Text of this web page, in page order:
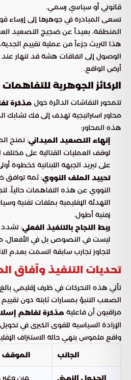
قانوني أو سياسي رسمي.
تسعى المبادرة في جوهرها إلى إرساء
المنطقة، بعيداً عن ضجيج التصعيد
هذا التريث جزءاً من عملية تقييم
الوصول إلى اتفاقات هشة قد تنهار عند
أرض الواقع.
الركائز الجوهرية
تتمحور النقاشات الدائرة حول مذكرة
محاور استراتيجية تهدف إلى فك تشابك
هذه المحاور:
إنهاء التصعيد الميداني: تمنح
لوقف العمليات القتالية على مختلف
على تبريد الجبهة اللبنانية كخطوة
تحييد الملف النووي: ثمة توافق
النووي عن هذه التفاهمات
التهدئة الإقليمية بملفات تقنية
زمنية أطول.
ربط النجاح بالتنفيذ الفعلي: تشدد
ليست في النصوص بل في الأفعال،
لتجاوز تجارب سابقة اتسمت بعدم
تحديات التنفيذ وآفاق
تأتي هذه التحركات في ظرف إقليمي
الصعب التنبؤ بمسارات ثابتة دون
مراقبون أن فاعلية مذكرة تفاهم
الإرادة السياسية للقوى الكبرى في
واقع ملموس ينهي حالة الاستنزاف
الجانب
الموقف
الجدول الزمني
مرن